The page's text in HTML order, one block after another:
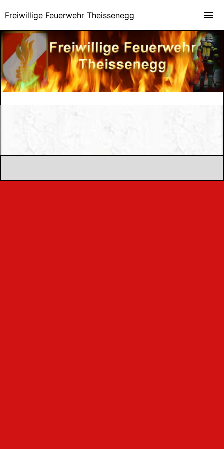
Freiwillige Feuerwehr Theissenegg